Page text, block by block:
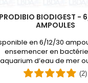
PRODIBIO BIODIGEST -
AMPOULES
en 6/12/30
ensemencer en
aquarium d’eau de mer
douce.
(2)